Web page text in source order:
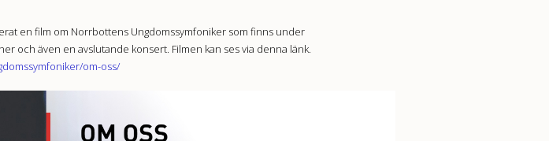
en film om Norrbottens Ungdomssymfoniker som finns under
och även en avslutande konsert. Filmen kan ses via denna länk.
om-oss/